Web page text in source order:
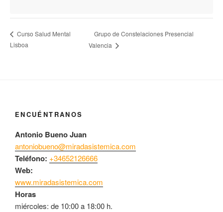
Curso Salud Mental
Lisboa
Grupo de Constelaciones Presencial
Valencia
ENCUÉNTRANOS
Antonio Bueno Juan
antoniobueno@miradasistemica.com
Teléfono: +34652126666
Web:
www.miradasistemica.com
Horas
miércoles: de 10:00 a 18:00 h.